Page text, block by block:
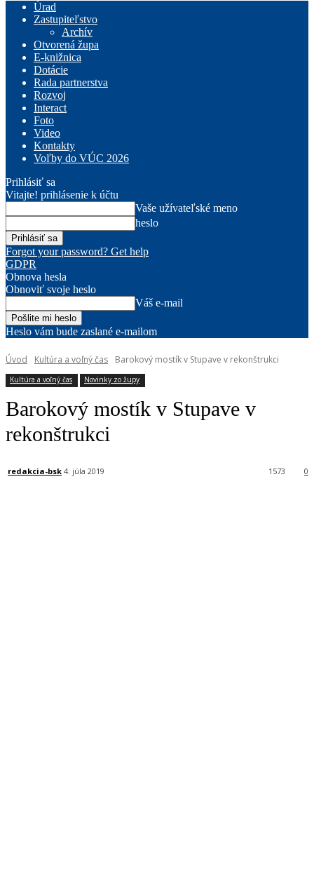
Úrad
Zastupiteľstvo
Archív
Otvorená župa
E-knižnica
Dotácie
Rada partnerstva
Rozvoj
Interact
Foto
Video
Kontakty
Voľby do VÚC 2026
Prihlásiť sa
Vitajte! prihlásenie k účtu
Vaše užívateľské meno
heslo
Forgot your password? Get help
GDPR
Obnova hesla
Obnoviť svoje heslo
Váš e-mail
Heslo vám bude zaslané e-mailom
Úvod Kultúra a voľný čas Barokový mostík v Stupave v rekonštrukci
Kultúra a voľný čas Novinky zo župy
Barokový mostík v Stupave v
rekonštrukci
redakcia-bsk 4. júla 2019 0
1573